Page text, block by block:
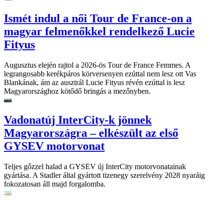
Ismét indul a női Tour de France-on a
magyar felmenőkkel rendelkező Lucie
Fityus
Augusztus elején rajtol a 2026-ös Tour de France Femmes. A
legrangosabb kerékpáros körversenyen ezúttal nem lesz ott Vas
Blankának, ám az ausztrál Lucie Fityus révén ezúttal is lesz
Magyarországhoz kötődő bringás a mezőnyben.
Vadonatúj InterCity-k jönnek
Magyarországra – elkészült az első
GYSEV motorvonat
Teljes gőzzel halad a GYSEV új InterCity motorvonatainak
gyártása. A Stadler által gyártott tizenegy szerelvény 2028 nyaráig
fokozatosan áll majd forgalomba.